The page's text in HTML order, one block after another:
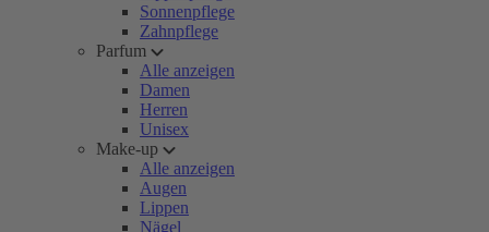
Sonnenpflege
Zahnpflege
Parfum
Alle anzeigen
Damen
Herren
Unisex
Make-up
Alle anzeigen
Augen
Lippen
Nägel